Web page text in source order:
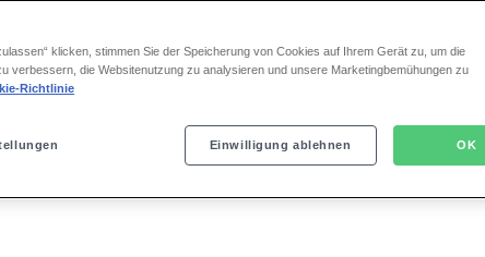
Davon umfasst ist auch der Einsatz von Cookies
jede Website oder mobile Anwendung, die uns gehört,
In dieser Richtlinie wird erklärt, um welche
Einige Cookies und ähnliche Technologien, die in
die zu personenbezogenen Daten werden,
personenbezogene Daten verarbeiten, entnehmen sie
klicken, stimmen Sie der Speicherung von Cookies auf Ihrem Gerät zu, um die
verbessern, die Websitenutzung zu analysieren und unsere Marketingbemühungen zu
Richtlinie
Einwilligung ablehnen OK